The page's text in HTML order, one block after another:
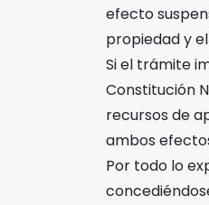
efecto
propiedad y
Si el trámite
Constitución
recursos de
ambos
Por todo lo